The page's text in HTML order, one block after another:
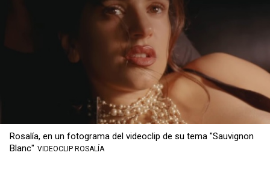
Rosalía, en un fotograma del videoclip de su tema "Sauvignon
Blanc" VIDEOCLIP ROSALÍA